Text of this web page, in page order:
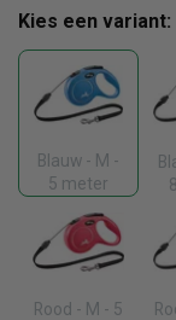
Kies een variant:
Blauw - M -
5 meter
Rood - M - 5